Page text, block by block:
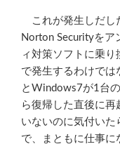
これが発生しだし
Norton Securityをア
ィ対策ソフトに乗
で発生するわけで
とWindows7が1台
ら復帰した直後に再
いないのに気付いた
で、まともに仕事に